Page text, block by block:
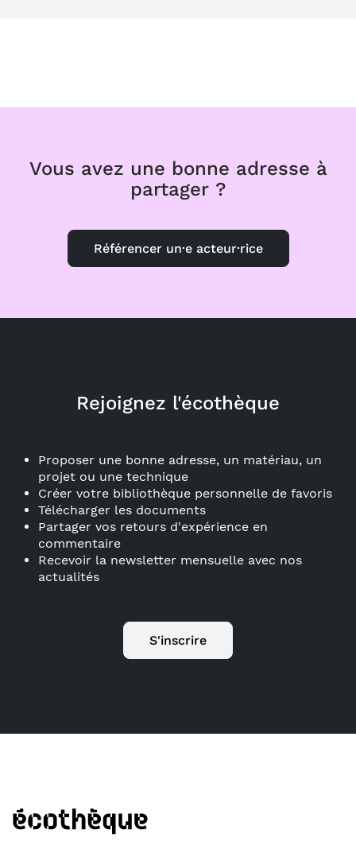
Vous avez une bonne adresse à
partager ?
Référencer un·e acteur·rice
Rejoignez l'écothèque
Proposer une bonne adresse, un matériau, un
projet ou une technique
Créer votre bibliothèque personnelle de favoris
Télécharger les documents
Partager vos retours d'expérience en
commentaire
Recevoir la newsletter mensuelle avec nos
actualités
S'inscrire